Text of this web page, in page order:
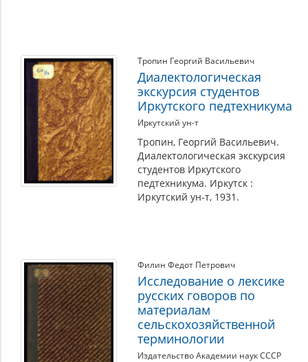
Тропин Георгий Васильевич
Диалектологическая
экскурсия студентов
Иркутского педтехникума
Иркутский ун-т
Тропин, Георгий Васильевич.
Диалектологическая экскурсия
студентов Иркутского
педтехникума. Иркутск :
Иркутский ун-т, 1931.
Филин Федот Петрович
Исследование о лексике
русских говоров по
материалам
сельскохозяйственной
терминологии
Издательство Академии наук СССР